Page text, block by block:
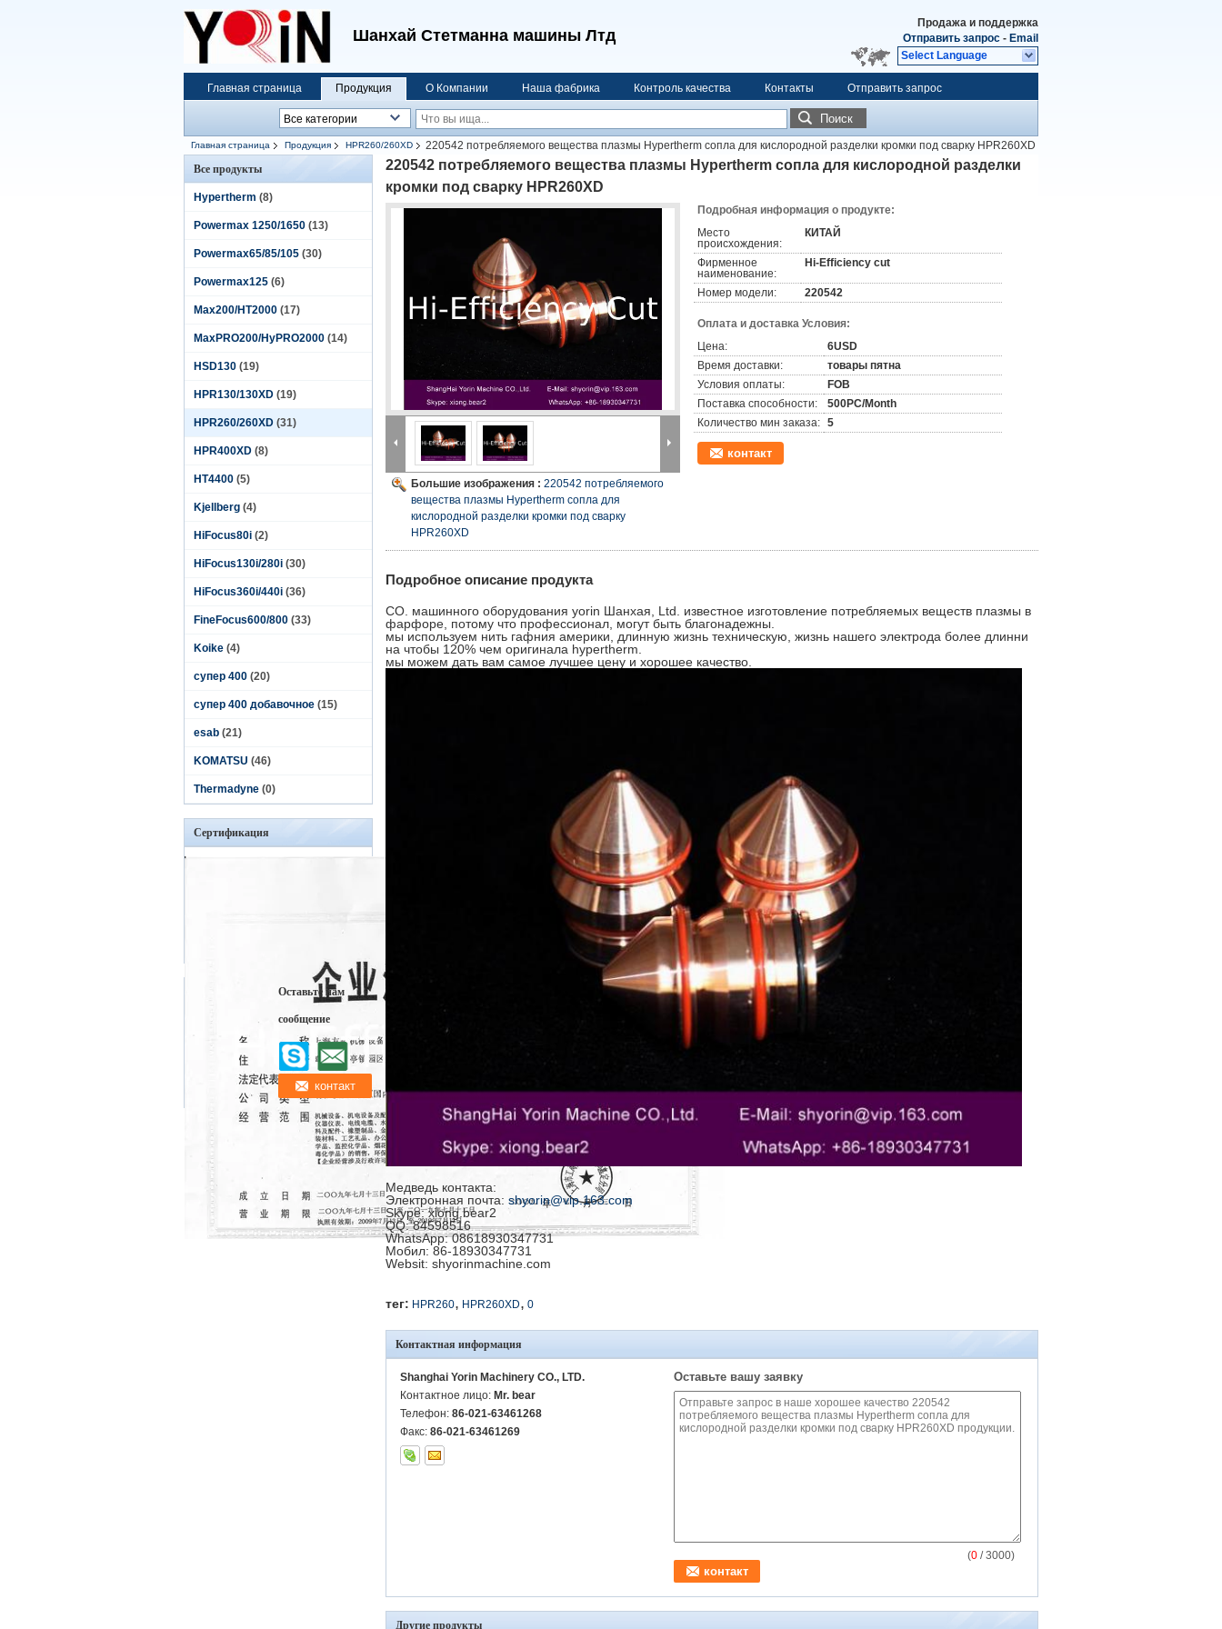
Шанхай Стетманна машины Лтд
Продажа и поддержка
Отправить запрос - Email
Select Language
Главная страница Продукция О Компании Наша фабрика Контроль качества Контакты Отправить запрос
Поиск
Главная страница Продукция HPR260/260XD
220542 потребляемого вещества плазмы Hypertherm сопла для кислородной разделки кромки под сварку HPR260XD
Все продукты
Hypertherm (8)
Powermax 1250/1650 (13)
Powermax65/85/105 (30)
Powermax125 (6)
Max200/HT2000 (17)
MaxPRO200/HyPRO2000 (14)
HSD130 (19)
HPR130/130XD (19)
HPR260/260XD (31)
HPR400XD (8)
HT4400 (5)
Kjellberg (4)
HiFocus80i (2)
HiFocus130i/280i (30)
HiFocus360i/440i (36)
FineFocus600/800 (33)
Koike (4)
супер 400 (20)
супер 400 добавочное (15)
esab (21)
KOMATSU (46)
Thermadyne (0)
Сертификация
Оставьте нам
сообщение
220542 потребляемого вещества плазмы Hypertherm сопла для кислородной разделки
кромки под сварку HPR260XD
Большие изображения : 220542 потребляемого
вещества плазмы Hypertherm сопла для
кислородной разделки кромки под сварку
HPR260XD
Подробная информация о продукте:
Место
происхождения:
КИТАЙ
Фирменное
наименование:
Hi-Efficiency cut
Номер модели: 220542
Оплата и доставка Условия:
Цена:
6USD
Время доставки:
товары пятна
Условия оплаты:
FOB
Поставка способности:
500PC/Month
Количество мин заказа: 5
контакт
Подробное описание продукта
CO. машинного оборудования yorin Шанхая, Ltd. известное изготовление потребляемых веществ плазмы в
фарфоре, потому что профессионал, могут быть благонадежны.
мы используем нить гафния америки, длинную жизнь техническую, жизнь нашего электрода более длинни
на чтобы 120% чем оригинала hypertherm.
мы можем дать вам самое лучшее цену и хорошее качество.
Медведь контакта:
Электронная почта: shyorin@vip.163.com
Skype: xiong.bear2
QQ: 84598516
WhatsApp: 08618930347731
Мобил: 86-18930347731
Websit: shyorinmachine.com
тег: HPR260, HPR260XD, 0
Контактная информация
Shanghai Yorin Machinery CO., LTD.
Контактное лицо: Mr. bear
Телефон: 86-021-63461268
Факс: 86-021-63461269
Оставьте вашу заявку
(0 / 3000)
Другие продукты